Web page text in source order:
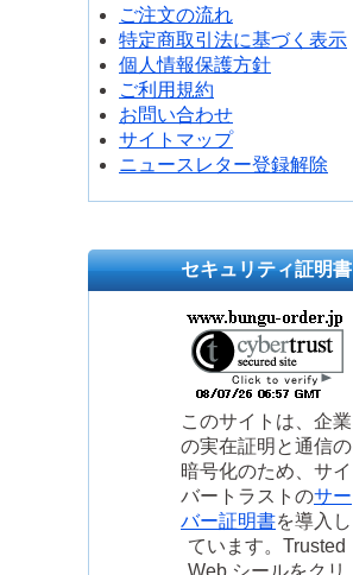
ご注文の流れ
特定商取引法に基づく表示
個人情報保護方針
ご利用規約
お問い合わせ
サイトマップ
ニュースレター登録解除
セキュリティ証明書
このサイトは、企業
の実在証明と通信の
暗号化のため、サイ
バートラストのサー
バー証明書を導入し
ています。Trusted
Web シールをクリ